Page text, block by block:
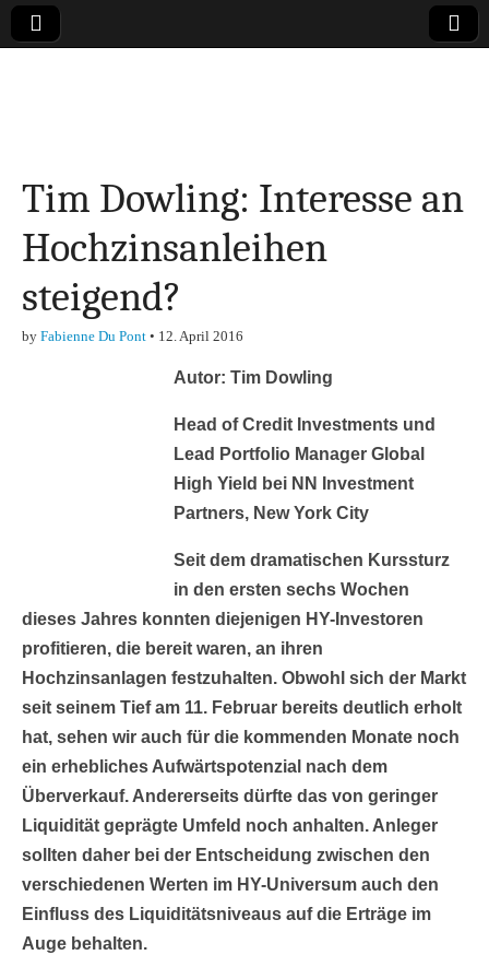
Finanzen,
Marketing-, Vertrieb-
& Investment-Tipps
Tim Dowling: Interesse an
Hochzinsanleihen
steigend?
by Fabienne Du Pont • 12. April 2016
Autor: Tim Dowling
Head of Credit Investments und
Lead Portfolio Manager Global
High Yield bei NN Investment
Partners, New York City
Seit dem dramatischen Kurssturz
in den ersten sechs Wochen
dieses Jahres konnten diejenigen HY-Investoren
profitieren, die bereit waren, an ihren
Hochzinsanlagen festzuhalten. Obwohl sich der Markt
seit seinem Tief am 11. Februar bereits deutlich erholt
hat, sehen wir auch für die kommenden Monate noch
ein erhebliches Aufwärtspotenzial nach dem
Überverkauf. Andererseits dürfte das von geringer
Liquidität geprägte Umfeld noch anhalten. Anleger
sollten daher bei der Entscheidung zwischen den
verschiedenen Werten im HY-Universum auch den
Einfluss des Liquiditätsniveaus auf die Erträge im
Auge behalten.